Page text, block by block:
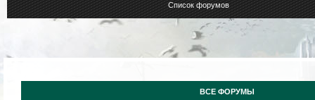
Список форумов
ВСЕ ФОРУМЫ